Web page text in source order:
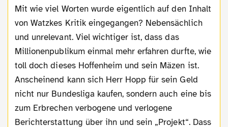
Mit wie viel Worten wurde eigentlich auf den Inhalt
von Watzkes Kritik eingegangen? Nebensächlich
und unrelevant. Viel wichtiger ist, dass das
Millionenpublikum einmal mehr erfahren durfte, wie
toll doch dieses Hoffenheim und sein Mäzen ist.
Anscheinend kann sich Herr Hopp für sein Geld
nicht nur Bundesliga kaufen, sondern auch eine bis
zum Erbrechen verbogene und verlogene
Berichterstattung über ihn und sein „Projekt“. Dass